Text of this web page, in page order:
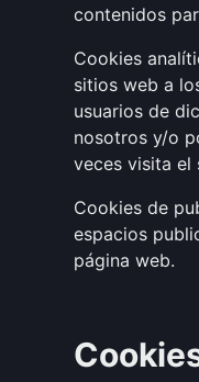
contenidos
Cookies
sitios web a
usuarios de
nosotros y/o
veces visita el
Cookies de
espacios
página web.